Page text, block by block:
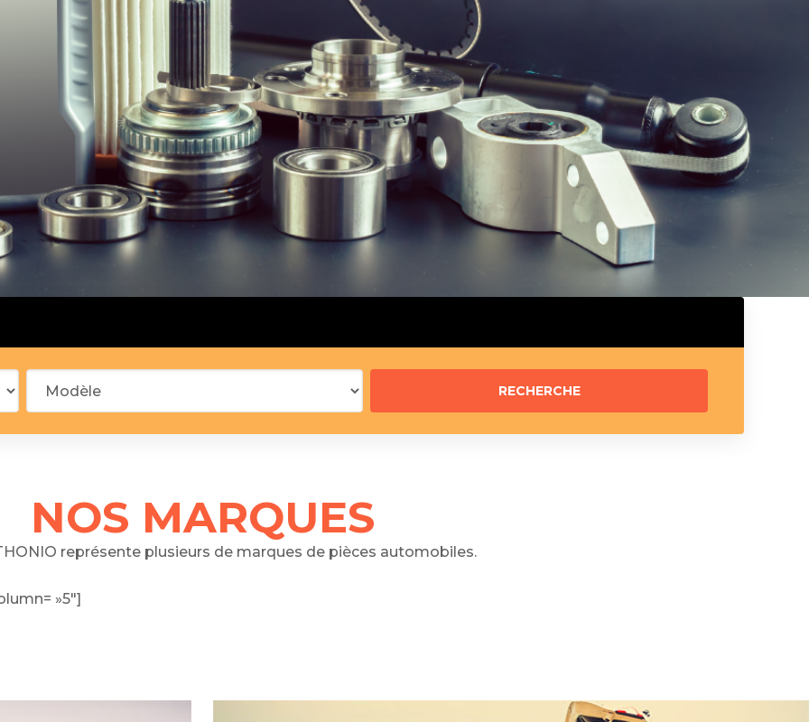
principal
fusée
distribution
Débitmètre d’aire
Filtre à aire
Filtre à essence
Filtre à huile
Filtre à gasoil
Silencieux arrière
Silencieux central
Butée élastique de silencieux
Raccord de tuyau d’échappement
NOS MARQUES
représente plusieurs de marques de pièces automobiles.
»5″]